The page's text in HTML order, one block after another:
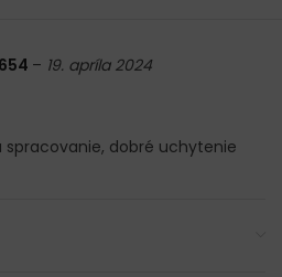
– 19. apríla 2024
dobré uchytenie